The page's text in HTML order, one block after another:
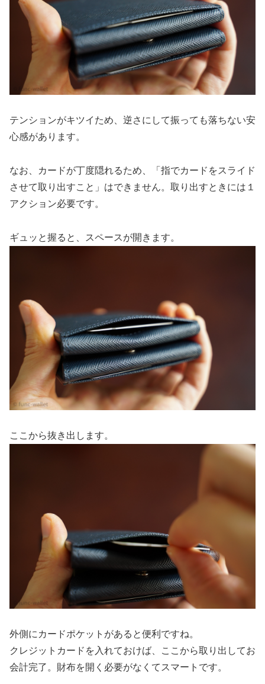
テンションがキツイため、逆さにして振っても落ちない安
心感があります。
なお、カードが丁度隠れるため、「指でカードをスライド
させて取り出すこと」はできません。取り出すときには１
アクション必要です。
ギュッと握ると、スペースが開きます。
ここから抜き出します。
外側にカードポケットがあると便利ですね。
クレジットカードを入れておけば、ここから取り出してお
会計完了。財布を開く必要がなくてスマートです。